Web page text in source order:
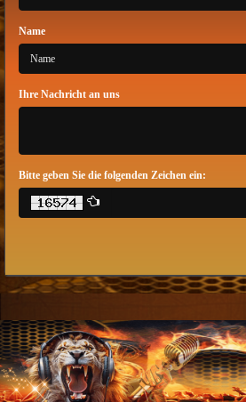
Name
Ihre Nachricht an uns
Bitte geben Sie die folgenden Zeichen ein: